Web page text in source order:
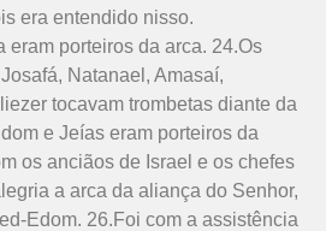
era entendido nisso.
eram porteiros da arca. 24.Os
Natanael, Amasaí,
tocavam trombetas diante da
e Jeías eram porteiros da
os anciãos de Israel e os chefes
a arca da aliança do Senhor,
Edom. 26.Foi com a assistência